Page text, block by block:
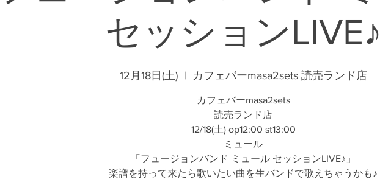
セッション
12月18日(土)
  |
カフェバーmasa2sets 読売ランド店
カフェバーmasa2sets
読売ランド店
12/18(土) op12:00 st13:00
ミュール
「フュージョンバンド ミュール セッションLIVE♪」
楽譜を持って来たら歌いたい曲を生バンドで歌えちゃうかも♪